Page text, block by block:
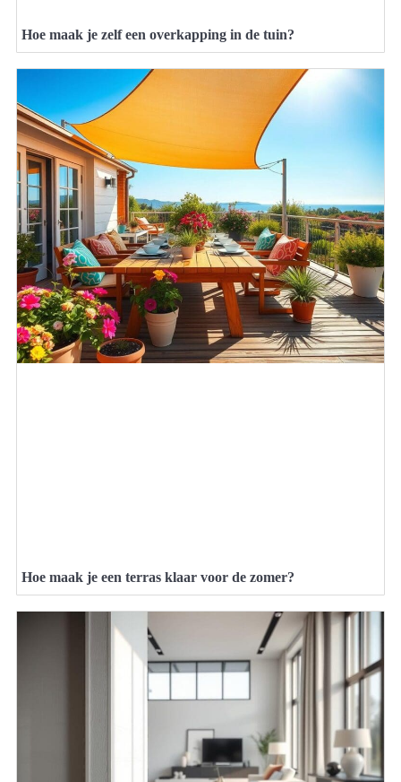
Hoe maak je zelf een overkapping in de tuin?
Hoe maak je een terras klaar voor de zomer?